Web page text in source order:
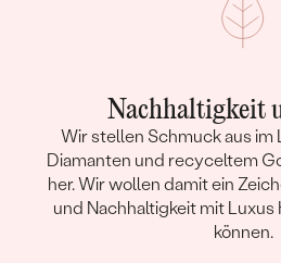
Nachhaltigkeit
Wir stellen Schmuck aus
Diamanten und recyceltem
her. Wir wollen damit ein
und Nachhaltigkeit mit Luxus
können.